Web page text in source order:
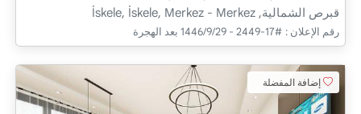
قبرص الشمالية, İskele, İskele, Merkez - Merkez
رقم الإعلان : #17-2449 - 29‏‏/9‏‏/1446 بعد الهجرة
إضافة المفضلة